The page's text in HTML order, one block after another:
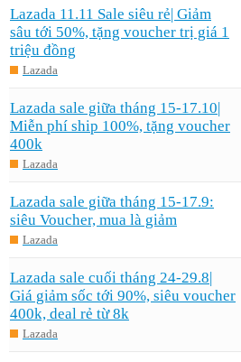
Lazada 11.11 Sale siêu rẻ| Giảm
sâu tới 50%, tặng voucher trị giá 1
triệu đồng
Lazada
Lazada sale giữa tháng 15-17.10|
Miễn phí ship 100%, tặng voucher
400k
Lazada
Lazada sale giữa tháng 15-17.9:
siêu Voucher, mua là giảm
Lazada
Lazada sale cuối tháng 24-29.8|
Giá giảm sốc tới 90%, siêu voucher
400k, deal rẻ từ 8k
Lazada